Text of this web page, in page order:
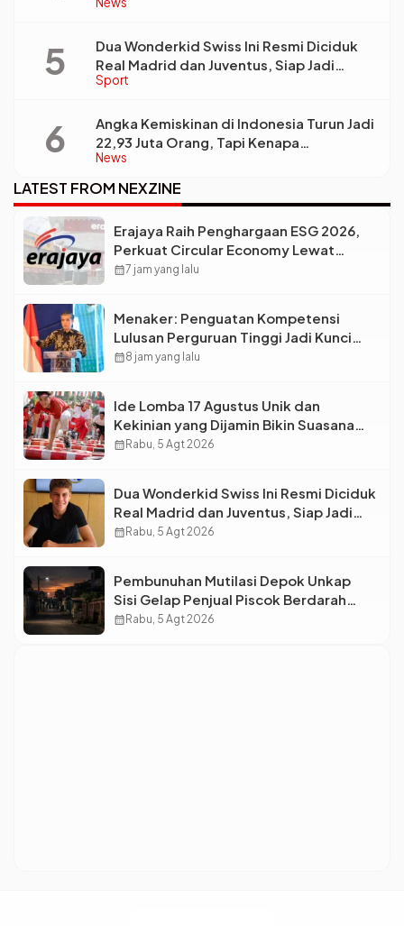
Sport
Dua Wonderkid Swiss Ini Resmi Diciduk
Real Madrid dan Juventus, Siap Jadi
Bintang Baru Eropa
News
Angka Kemiskinan di Indonesia Turun Jadi
22,93 Juta Orang, Tapi Kenapa
Ketimpangan Desa dan Kota Malah Makin
Lebar?
LATEST FROM NEXZINE
Erajaya Raih Penghargaan ESG 2026,
Perkuat Circular Economy Lewat
Pengelolaan Limbah Berkelanjutan
calendar_month7 jam yang lalu
Menaker: Penguatan Kompetensi
Lulusan Perguruan Tinggi Jadi Kunci
Menjawab Kebutuhan Dunia Kerja
calendar_month8 jam yang lalu
Ide Lomba 17 Agustus Unik dan
Kekinian yang Dijamin Bikin Suasana
Makin Pecah
calendar_monthRabu, 5 Agt 2026
Dua Wonderkid Swiss Ini Resmi Diciduk
Real Madrid dan Juventus, Siap Jadi
Bintang Baru Eropa
calendar_monthRabu, 5 Agt 2026
Pembunuhan Mutilasi Depok Unkap
Sisi Gelap Penjual Piscok Berdarah
Dingin
calendar_monthRabu, 5 Agt 2026